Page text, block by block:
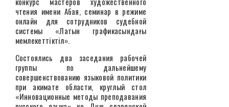
чтения имени Абая, семинар в режиме
онлайн для сотрудников судебной
системы «Латын графикасындағы
мемлекеттіктіл».
Состоялись два заседания рабочей
группы по дальнейшему
совершенствованию языковой политики
при акимате области, круглый стол
«Инновационные методы преподавания